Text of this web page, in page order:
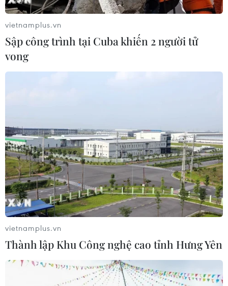
vietnamplus.vn
Sập công trình tại Cuba khiến 2 người tử
vong
vietnamplus.vn
Thành lập Khu Công nghệ cao tỉnh Hưng Yên